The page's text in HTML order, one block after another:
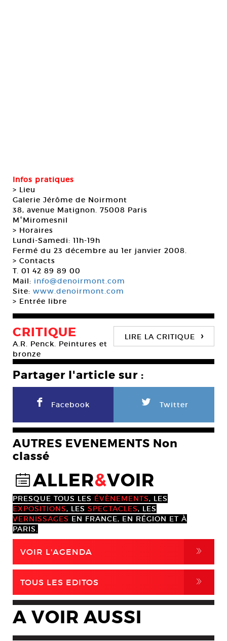
Infos pratiques
> Lieu
Galerie Jérôme de Noirmont
38, avenue Matignon. 75008 Paris
M°Miromesnil
> Horaires
Lundi-Samedi: 11h-19h
Fermé du 23 décembre au 1er janvier 2008.
> Contacts
T. 01 42 89 89 00
Mail: info@denoirmont.com
Site: www.denoirmont.com
> Entrée libre
CRITIQUE
A.R. Penck. Peintures et
bronze
LIRE LA CRITIQUE ›
Partager l'article sur :
F Facebook L Twitter
AUTRES EVENEMENTS Non
classé
@ALLER&VOIR
PRESQUE TOUS LES ÉVÈNEMENTS, LES
EXPOSITIONS, LES SPECTACLES, LES
VERNISSAGES EN FRANCE, EN RÉGION ET À
PARIS.
VOIR L'AGENDA ,
TOUS LES EDITOS ,
A VOIR AUSSI